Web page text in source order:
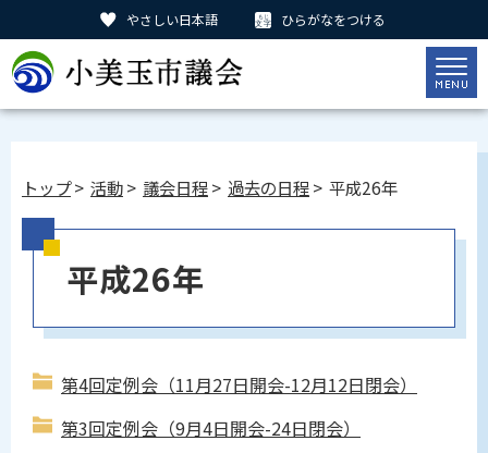
やさしい日本語 ひらがなをつける
トップ> 活動> 議会日程> 過去の日程> 平成26年
平成26年
第4回定例会（11月27日開会-12月12日閉会）
第3回定例会（9月4日開会-24日閉会）